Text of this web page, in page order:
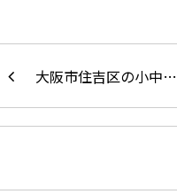
大阪市住吉区の小中…